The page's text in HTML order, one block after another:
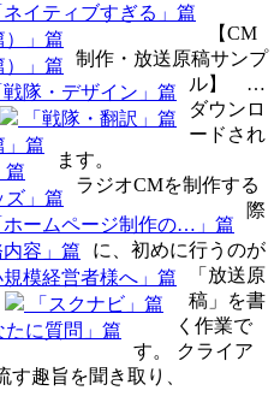
ネイティブすぎる」篇
）」篇
）」篇
戦隊・デザイン」篇
「戦隊・翻訳」篇
」篇
篇
ズ」篇
ホームページ制作の…」篇
内容」篇
規模経営者様へ」篇
「スクナビ」篇
たに質問」篇
【CM
制作・放送原稿サンプ
ル】
…
ダウンロ
ードされ
ます。
ラジオCMを制作する
際
に、初めに行うのが
「放送原
稿」を書
く作業で
す。 クライア
趣旨を聞き取り、